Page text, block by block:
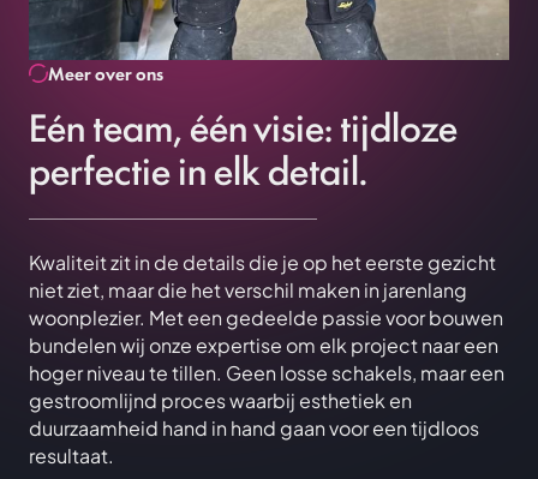
Meer over ons
Eén team, één visie: tijdloze
perfectie in elk detail.
Kwaliteit zit in de details die je op het eerste gezicht
niet ziet, maar die het verschil maken in jarenlang
woonplezier. Met een gedeelde passie voor bouwen
bundelen wij onze expertise om elk project naar een
hoger niveau te tillen. Geen losse schakels, maar een
gestroomlijnd proces waarbij esthetiek en
duurzaamheid hand in hand gaan voor een tijdloos
resultaat.